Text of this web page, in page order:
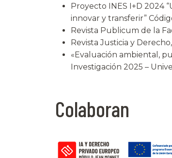
Proyecto INES I+D 2024
innovar y transferir”
Revista Publicum de la
Revista Justicia y
«Evaluación ambiental,
Investigación 2025 –
Colaboran